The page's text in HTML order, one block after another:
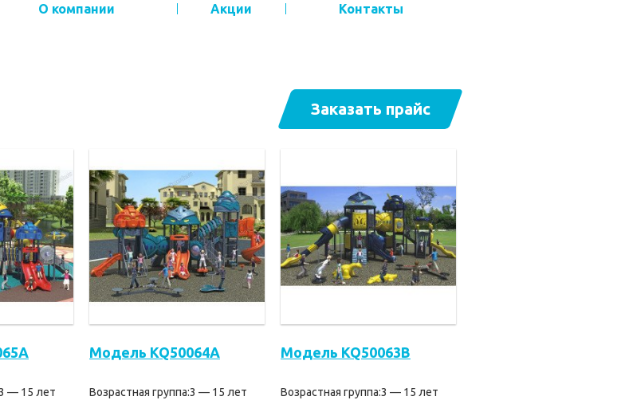
О компании Акции Контакты
Заказать прайс
— 15 лет
Модель KQ50064A
Возрастная группа:3 — 15 лет
Модель KQ50063B
Возрастная группа:3 — 15 лет